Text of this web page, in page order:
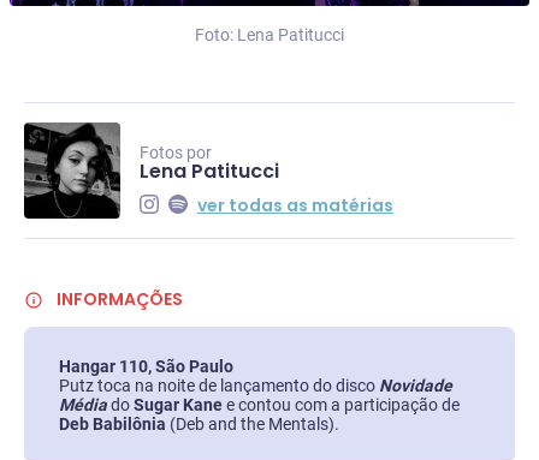
Foto: Lena Patitucci
Fotos por
Lena Patitucci
ver todas as matérias
INFORMAÇÕES
Hangar 110, São Paulo
Putz toca na noite de lançamento do disco Novidade
MédiadoSugar Kanee contou com a participação de
Deb Babilônia (Deb and the Mentals).